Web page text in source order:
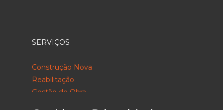
SERVIÇOS
Construção Nova
Reabilitação
Gestão de Obra